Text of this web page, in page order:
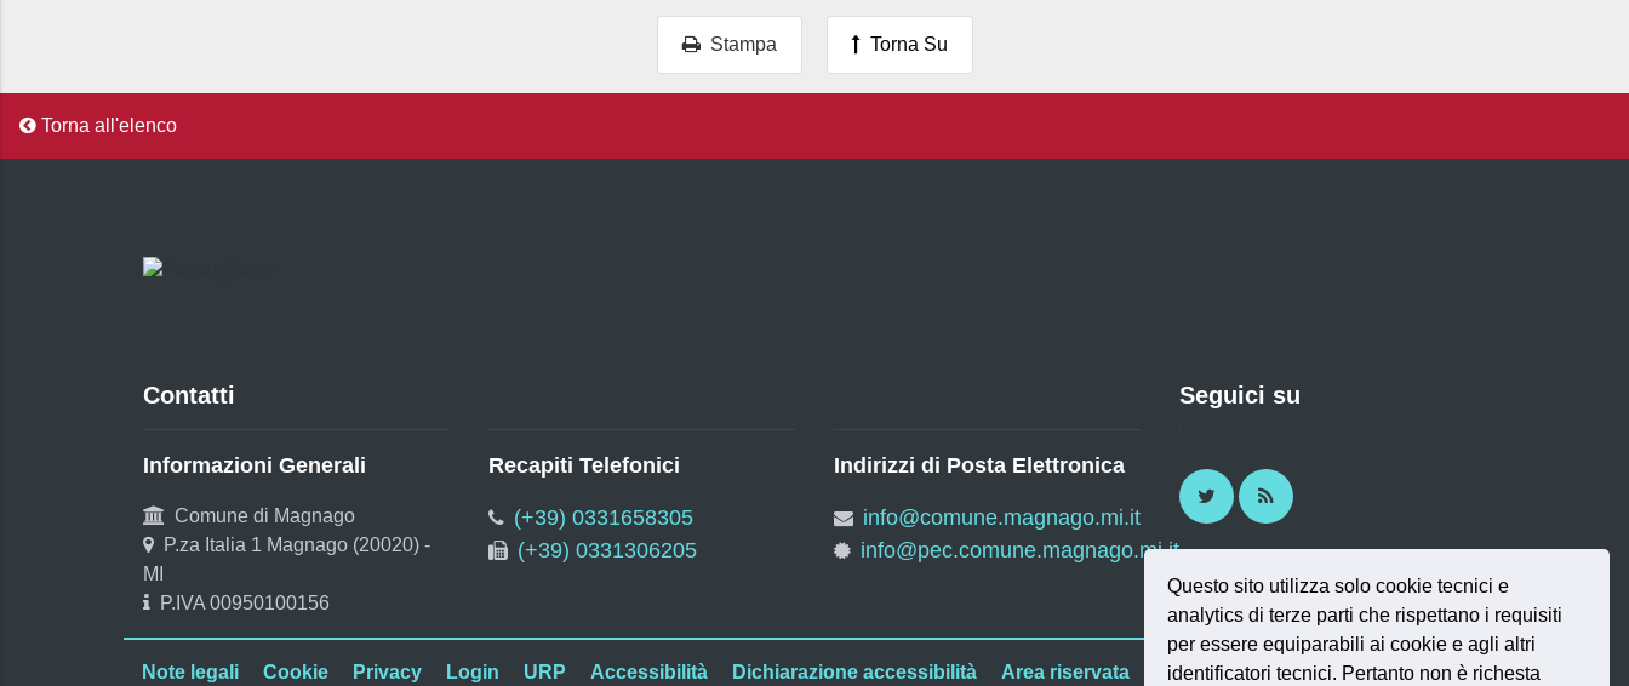
Questo sito utilizza solo cookie tecnici e
analytics di terze parti che rispettano i requisiti
per essere equiparabili ai cookie e agli altri
identificatori tecnici. Pertanto non è richesta
Stampa Torna Su
Torna all'elenco
Contatti
Informazioni Generali
Comune di Magnago
P.za Italia 1 Magnago (20020) -
MI
P.IVA 00950100156
Recapiti Telefonici
(+39) 0331658305
(+39) 0331306205
Indirizzi di Posta Elettronica
info@comune.magnago.mi.it
info@pec.comune.magnago.mi.it
Seguici su
Twitter RSS
Note legali Cookie Privacy Login URP Accessibilità Dichiarazione accessibilità Area riservata